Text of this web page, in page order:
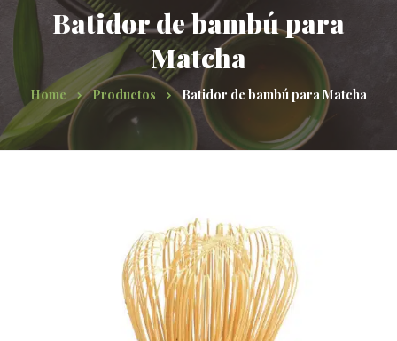
Batidor de bambú para
Matcha
Home Productos Batidor de bambú para Matcha